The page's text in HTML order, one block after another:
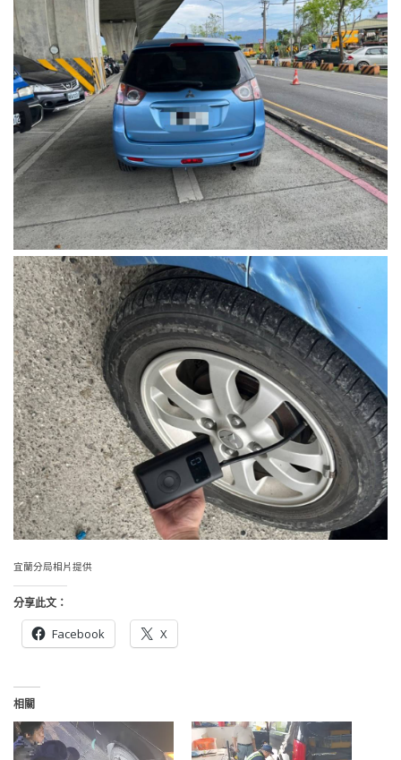
宜蘭分局相片提供
分享此文：
Facebook X
相關